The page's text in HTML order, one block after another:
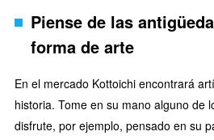
Piense de las
forma de arte
En el mercado Kottoichi encontrará
historia. Tome en su mano alguno de
disfrute, por ejemplo, pensado en su